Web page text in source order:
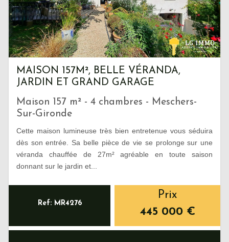
MAISON 157M², BELLE VÉRANDA,
JARDIN ET GRAND GARAGE
Maison 157 m² - 4 chambres - Meschers-
Sur-Gironde
Cette maison lumineuse très bien entretenue vous séduira
dès son entrée. Sa belle pièce de vie se prolonge sur une
véranda chauffée de 27m² agréable en toute saison
donnant sur le jardin et...
Ref: MR4276
Prix
445 000 €